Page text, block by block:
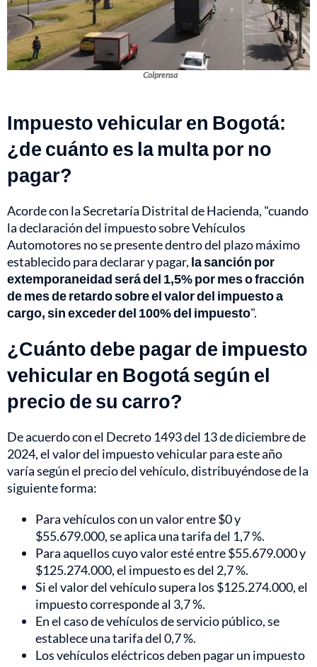
Colprensa
Impuesto vehicular en Bogotá:
¿de cuánto es la multa por no
pagar?
Acorde con la Secretaría Distrital de Hacienda, "cuando
la declaración del impuesto sobre Vehículos
Automotores no se presente dentro del plazo máximo
establecido para declarar y pagar, la sanción por
extemporaneidad será del 1,5% por mes o fracción
de mes de retardo sobre el valor del impuesto a
cargo, sin exceder del 100% del impuesto".
¿Cuánto debe pagar de impuesto
vehicular en Bogotá según el
precio de su carro?
De acuerdo con el Decreto 1493 del 13 de diciembre de
2024, el valor del impuesto vehicular para este año
varía según el precio del vehículo, distribuyéndose de la
siguiente forma:
Para vehículos con un valor entre $0 y
$55.679.000, se aplica una tarifa del 1,7 %.
Para aquellos cuyo valor esté entre $55.679.000 y
$125.274.000, el impuesto es del 2,7 %.
Si el valor del vehículo supera los $125.274.000, el
impuesto corresponde al 3,7 %.
En el caso de vehículos de servicio público, se
establece una tarifa del 0,7 %.
Los vehículos eléctricos deben pagar un impuesto